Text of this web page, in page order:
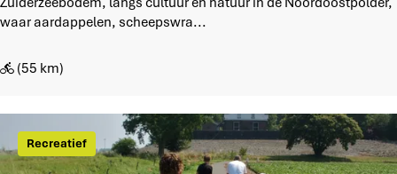
e
r
e
d
e
b
waar aardappelen, scheepswra...
(55 km)
Recreatief